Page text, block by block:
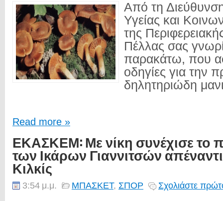
Από τη
Υγείας και
της
Πέλλας σας
παρακάτω, που
οδηγίες για την
δηλητηριώδη
Read more »
ΕΚΑΣΚΕΜ: Με νίκη συνέχισε το
των Ικάρων Γιαννιτσών
Κιλκίς
3:54 μ.μ. ΜΠΑΣΚΕΤ, ΣΠΟΡ Σχολιάστε